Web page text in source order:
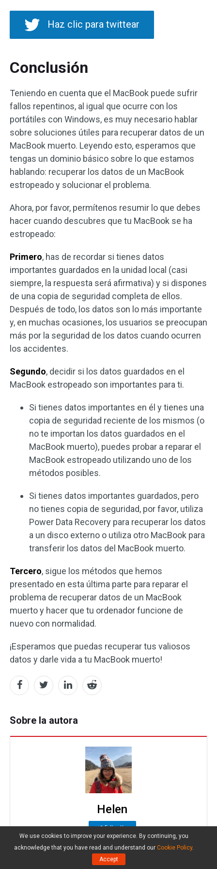
Haz clic para twittear
Conclusión
Teniendo en cuenta que el MacBook puede sufrir
fallos repentinos, al igual que ocurre con los
portátiles con Windows, es muy necesario hablar
sobre soluciones útiles para recuperar datos de un
MacBook muerto. Leyendo esto, esperamos que
tengas un dominio básico sobre lo que estamos
hablando: recuperar los datos de un MacBook
estropeado y solucionar el problema.
Ahora, por favor, permítenos resumir lo que debes
hacer cuando descubres que tu MacBook se ha
estropeado:
Primero, has de recordar si tienes datos
importantes guardados en la unidad local (casi
siempre, la respuesta será afirmativa) y si dispones
de una copia de seguridad completa de ellos.
Después de todo, los datos son lo más importante
y, en muchas ocasiones, los usuarios se preocupan
más por la seguridad de los datos cuando ocurren
los accidentes.
Segundo, decidir si los datos guardados en el
MacBook estropeado son importantes para ti.
Si tienes datos importantes en él y tienes una
copia de seguridad reciente de los mismos (o
no te importan los datos guardados en el
MacBook muerto), puedes probar a reparar el
MacBook estropeado utilizando uno de los
métodos posibles.
Si tienes datos importantes guardados, pero
no tienes copia de seguridad, por favor, utiliza
Power Data Recovery para recuperar los datos
a un disco externo o utiliza otro MacBook para
transferir los datos del MacBook muerto.
Tercero, sigue los métodos que hemos
presentado en esta última parte para reparar el
problema de recuperar datos de un MacBook
muerto y hacer que tu ordenador funcione de
nuevo con normalidad.
¡Esperamos que puedas recuperar tus valiosos
datos y darle vida a tu MacBook muerto!
Sobre la autora
Helen
Follow Us
Posición: Columnista
Helen es una redactora técnica con más de 10
We use cookies to improve your experience. By continuing, you
acknowledge that you have read and understand our Cookie Policy.
Accept